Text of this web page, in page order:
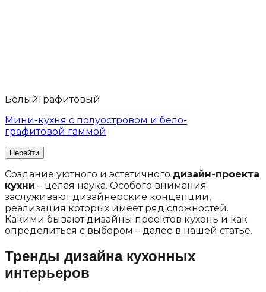
БелыйГрафитовый
Мини-кухня с полуостровом и бело-
графитовой гаммой
Создание уютного и эстетичного дизайн-проекта
кухни – целая наука. Особого внимания
заслуживают дизайнерские концепции,
реализация которых имеет ряд сложностей.
Какими бывают дизайны проектов кухонь и как
определиться с выбором – далее в нашей статье.
Тренды дизайна кухонных
интерьеров